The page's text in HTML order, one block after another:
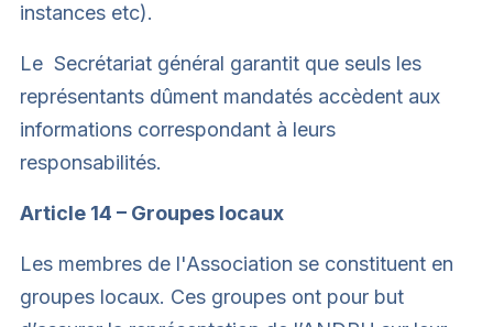
instances etc).
Le Secrétariat général garantit que seuls les
représentants dûment mandatés accèdent aux
informations correspondant à leurs
responsabilités.
Article 14 – Groupes locaux
Les membres de l'Association se constituent en
groupes locaux. Ces groupes ont pour but